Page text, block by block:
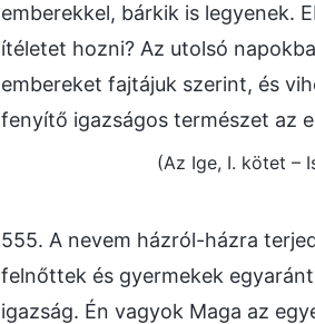
emberekkel, bárkik is legyenek.
ítéletet hozni? Az utolsó
embereket fajtájuk szerint, és
fenyítő igazságos természet az
(Az Ige, I. kötet –
555. A nevem házról-házra
felnőttek és gyermekek
igazság. Én vagyok Maga az